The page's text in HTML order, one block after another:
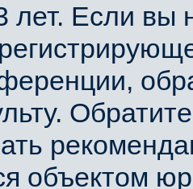
Если вы
объектом